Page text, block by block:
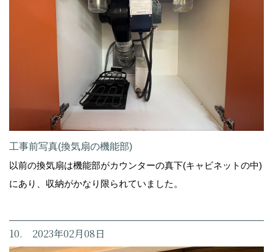
工事前写真(換気扇の機能部)
以前の換気扇は機能部がカウンターの真下(キャビネットの中)
にあり、収納がかなり限られていました。
10. 2023年02月08日